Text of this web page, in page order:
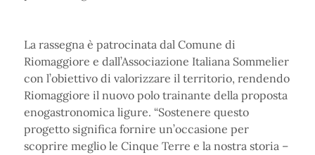
La rassegna è patrocinata dal Comune di
Riomaggiore e dall’Associazione Italiana Sommelier
con l’obiettivo di valorizzare il territorio, rendendo
Riomaggiore il nuovo polo trainante della proposta
enogastronomica ligure. “Sostenere questo
progetto significa fornire un’occasione per
scoprire meglio le Cinque Terre e la nostra storia –